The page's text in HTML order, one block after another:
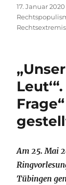
Veröffentlicht
am
17. Januar 2020
Am 25. Mai
Tübingen